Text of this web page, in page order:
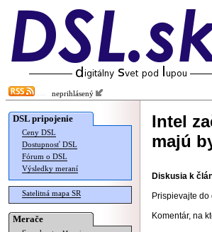
neprihlásený
DSL pripojenie
Ceny DSL
Dostupnosť DSL
Fórum o DSL
Výsledky meraní
Satelitná mapa SR
Merače
Intel
majú
Diskusia k
Prispievajte
Komentár, na